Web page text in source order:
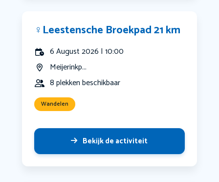
‍♀️Leestensche Broekpad 21 km
6 August 2026 | 10:00
Meijerinkp...
8 plekken beschikbaar
Wandelen
Bekijk de activiteit